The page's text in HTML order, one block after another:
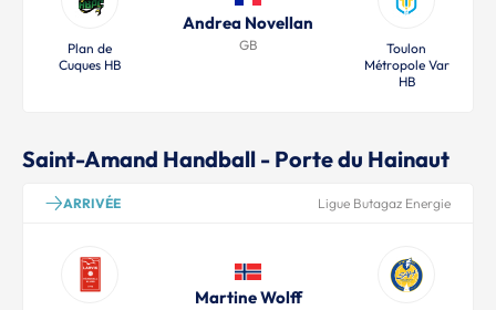
Plan de
Cuques HB
Andrea Novellan
GB
Toulon
Métropole Var
HB
Saint-Amand Handball - Porte du Hainaut
ARRIVÉE Ligue Butagaz Energie
Martine Wolff